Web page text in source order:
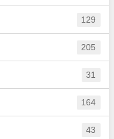
129
205
31
164
43